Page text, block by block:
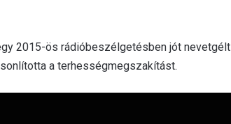
2015-ös rádióbeszélgetésben jót nevetgélt
a terhességmegszakítást.